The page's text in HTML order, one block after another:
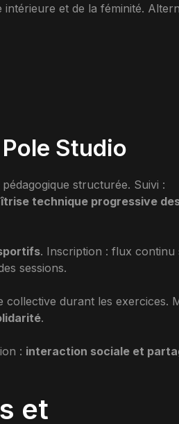
et de la féminité.
Studio
structurée. Suivi :
technique progressive
. Inscription : flux continu
sessions.
collective durant les exercices.
.
: interaction sociale et
et